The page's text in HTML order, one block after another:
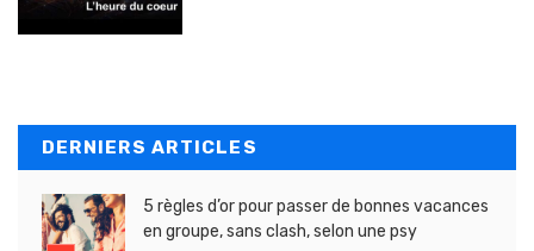
DERNIERS ARTICLES
5 règles d’or pour passer de bonnes vacances
en groupe, sans clash, selon une psy